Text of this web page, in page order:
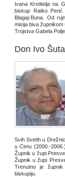
Ivana Krstitelja na
biskup Ratko Perić
Blagaj-Buna. Od
misija biva
Trojstva Gabela Polje.
Don Ivo
Svih Svetih u
u Cimu (2000.-
Župnik u župi
Župnik u župi
Trenutno je
biskupiju.